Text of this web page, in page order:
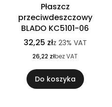
Płaszcz
przeciwdeszczowy
BLADO KC5101-06
32,25 złz 23% VAT
26,22 złbez VAT
Do koszyka